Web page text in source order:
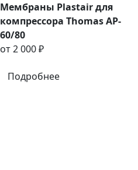
Мембраны Plastair для
компрессора Thomas AP-
60/80
от 2 000 ₽
Подробнее